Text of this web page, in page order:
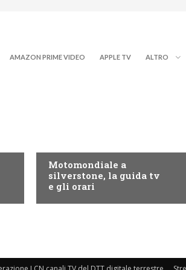
AMAZON PRIME VIDEO APPLE TV ALTRO
Motomondiale a
silverstone, la guida tv
e gli orari